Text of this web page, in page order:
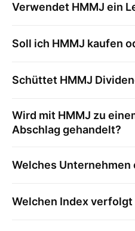
Verwendet HMMJ ein
Soll ich HMMJ kaufen
Schüttet HMMJ
Wird mit HMMJ zu
Abschlag gehandelt?
Welches
Welchen Index verfolgt